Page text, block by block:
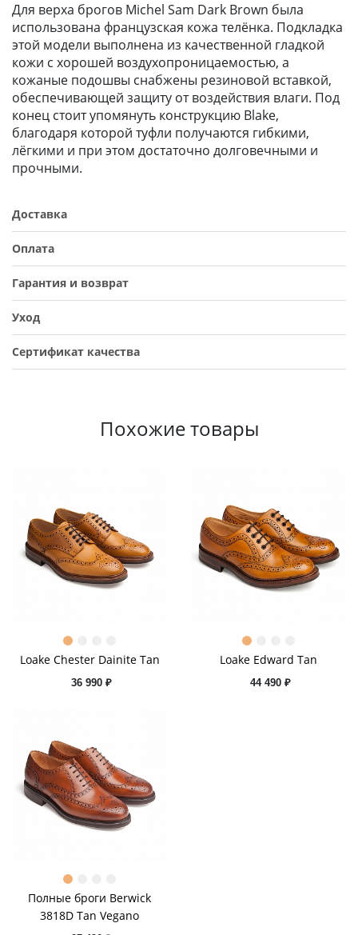
Для верха брогов Michel Sam Dark Brown была
использована французская кожа телёнка. Подкладка
этой модели выполнена из качественной гладкой
кожи с хорошей воздухопроницаемостью, а
кожаные подошвы снабжены резиновой вставкой,
обеспечивающей защиту от воздействия влаги. Под
конец стоит упомянуть конструкцию Blake,
благодаря которой туфли получаются гибкими,
лёгкими и при этом достаточно долговечными и
прочными.
Доставка
Оплата
Гарантия и возврат
Уход
Сертификат качества
Похожие товары
Loake Chester Dainite Tan
36 990 ₽
Loake Edward Tan
44 490 ₽
Полные броги Berwick
3818D Tan Vegano